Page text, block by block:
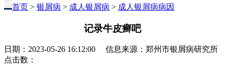
首页 > 银屑病 > 成人银屑病 > 成人银屑病病因
记录牛皮癣吧
日期：2023-05-26 16:12:00 信息来源：郑州市银屑病研究所
点击数：